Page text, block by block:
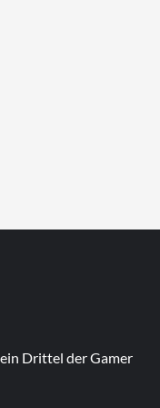
Drittel der Gamer